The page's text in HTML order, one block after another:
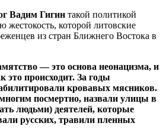
Вадим Гигин такой политикой
жестокость, которой литовские
из стран Ближнего Востока в
— это основа неонацизма, и
происходит. За годы
кровавых мясников.
посмертно, назвали улицы в
людьми) деятелей, которые
русских, травили пленных